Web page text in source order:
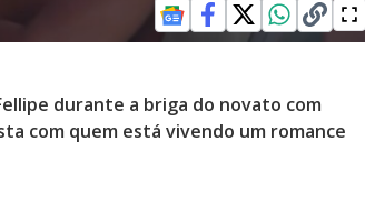
durante a briga do novato com
com quem está vivendo um romance